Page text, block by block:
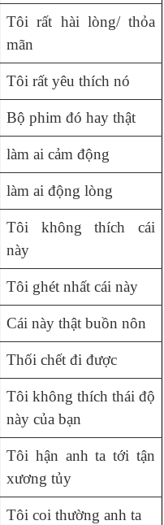
Tôi rất hài lòng/ thỏa
mãn
Tôi rất yêu thích nó
Bộ phim đó hay thật
làm ai cảm động
làm ai động lòng
Tôi không thích cái
này
Tôi ghét nhất cái này
Cái này thật buồn nôn
Thối chết đi được
Tôi không thích thái độ
này của bạn
Tôi hận anh ta tới tận
xương tủy
Tôi coi thường anh ta